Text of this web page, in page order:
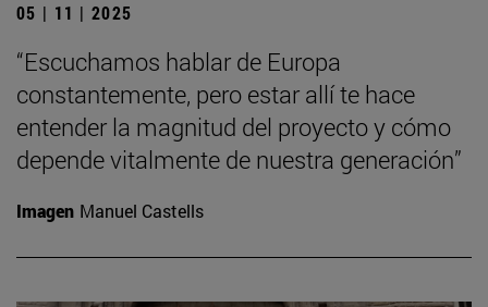
05 | 11 | 2025
“Escuchamos hablar de Europa
constantemente, pero estar allí te hace
entender la magnitud del proyecto y cómo
depende vitalmente de nuestra generación”
Imagen Manuel Castells